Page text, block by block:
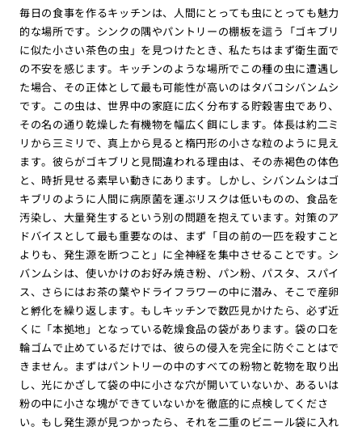
毎日の食事を作るキッチンは、人間にとっても虫にとっても魅力
的な場所です。シンクの隅やパントリーの棚板を這う「ゴキブリ
に似た小さい茶色の虫」を見つけたとき、私たちはまず衛生面で
の不安を感じます。キッチンのような場所でこの種の虫に遭遇し
た場合、その正体として最も可能性が高いのはタバコシバンムシ
です。この虫は、世界中の家庭に広く分布する貯穀害虫であり、
その名の通り乾燥した有機物を幅広く餌にします。体長は約二ミ
リから三ミリで、真上から見ると楕円形の小さな粒のように見え
ます。彼らがゴキブリと見間違われる理由は、その赤褐色の体色
と、時折見せる素早い動きにあります。しかし、シバンムシはゴ
キブリのように人間に病原菌を運ぶリスクは低いものの、食品を
汚染し、大量発生するという別の問題を抱えています。対策のア
ドバイスとして最も重要なのは、まず「目の前の一匹を殺すこと
よりも、発生源を断つこと」に全神経を集中させることです。シ
バンムシは、使いかけのお好み焼き粉、パン粉、パスタ、スパイ
ス、さらにはお茶の葉やドライフラワーの中に潜み、そこで産卵
と孵化を繰り返します。もしキッチンで数匹見かけたら、必ず近
くに「本拠地」となっている乾燥食品の袋があります。袋の口を
輪ゴムで止めているだけでは、彼らの侵入を完全に防ぐことはで
きません。まずはパントリーの中のすべての粉物と乾物を取り出
し、光にかざして袋の中に小さな穴が開いていないか、あるいは
粉の中に小さな塊ができていないかを徹底的に点検してくださ
い。もし発生源が見つかったら、それを二重のビニール袋に入れ